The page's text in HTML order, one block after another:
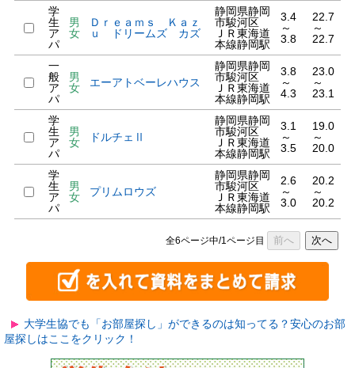
学
生
ア
パ
男
女
Ｄｒｅａｍｓ Ｋａｚ
ｕ ドリームズ カズ
静岡県静岡
市駿河区
ＪＲ東海道
本線静岡駅
3.4
～
3.8
22.7
～
22.7
一
般
ア
パ
男
女
エーアトベーレハウス
静岡県静岡
市駿河区
ＪＲ東海道
本線静岡駅
3.8
～
4.3
23.0
～
23.1
学
生
ア
パ
男
女
ドルチェⅡ
静岡県静岡
市駿河区
ＪＲ東海道
本線静岡駅
3.1
～
3.5
19.0
～
20.0
学
生
ア
パ
男
女
プリムロウズ
静岡県静岡
市駿河区
ＪＲ東海道
本線静岡駅
2.6
～
3.0
20.2
～
20.2
全6ページ中/1ページ目 前へ 次へ
大学生協でも「お部屋探し」ができるのは知ってる？安心のお部
屋探しはここをクリック！